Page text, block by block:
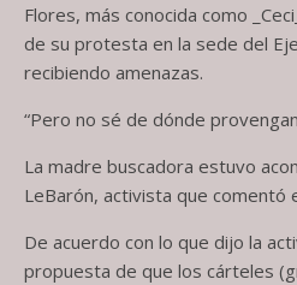
Flores, más conocida como
de su protesta en la sede del
recibiendo amenazas.
“Pero no sé de dónde
La madre buscadora estuvo
LeBarón, activista que comentó
De acuerdo con lo que dijo la
propuesta de que los cárteles